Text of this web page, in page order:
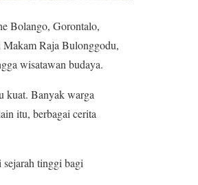
Bolango, Gorontalo,
Makam Raja Bulonggodu,
wisatawan budaya.
kuat. Banyak warga
itu, berbagai cerita
tinggi bagi